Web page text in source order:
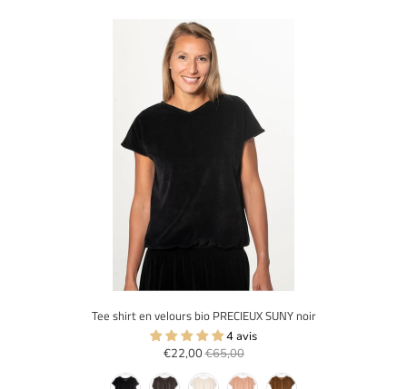
Tee shirt en velours bio PRECIEUX SUNY noir
4 avis
€22,00€65,00